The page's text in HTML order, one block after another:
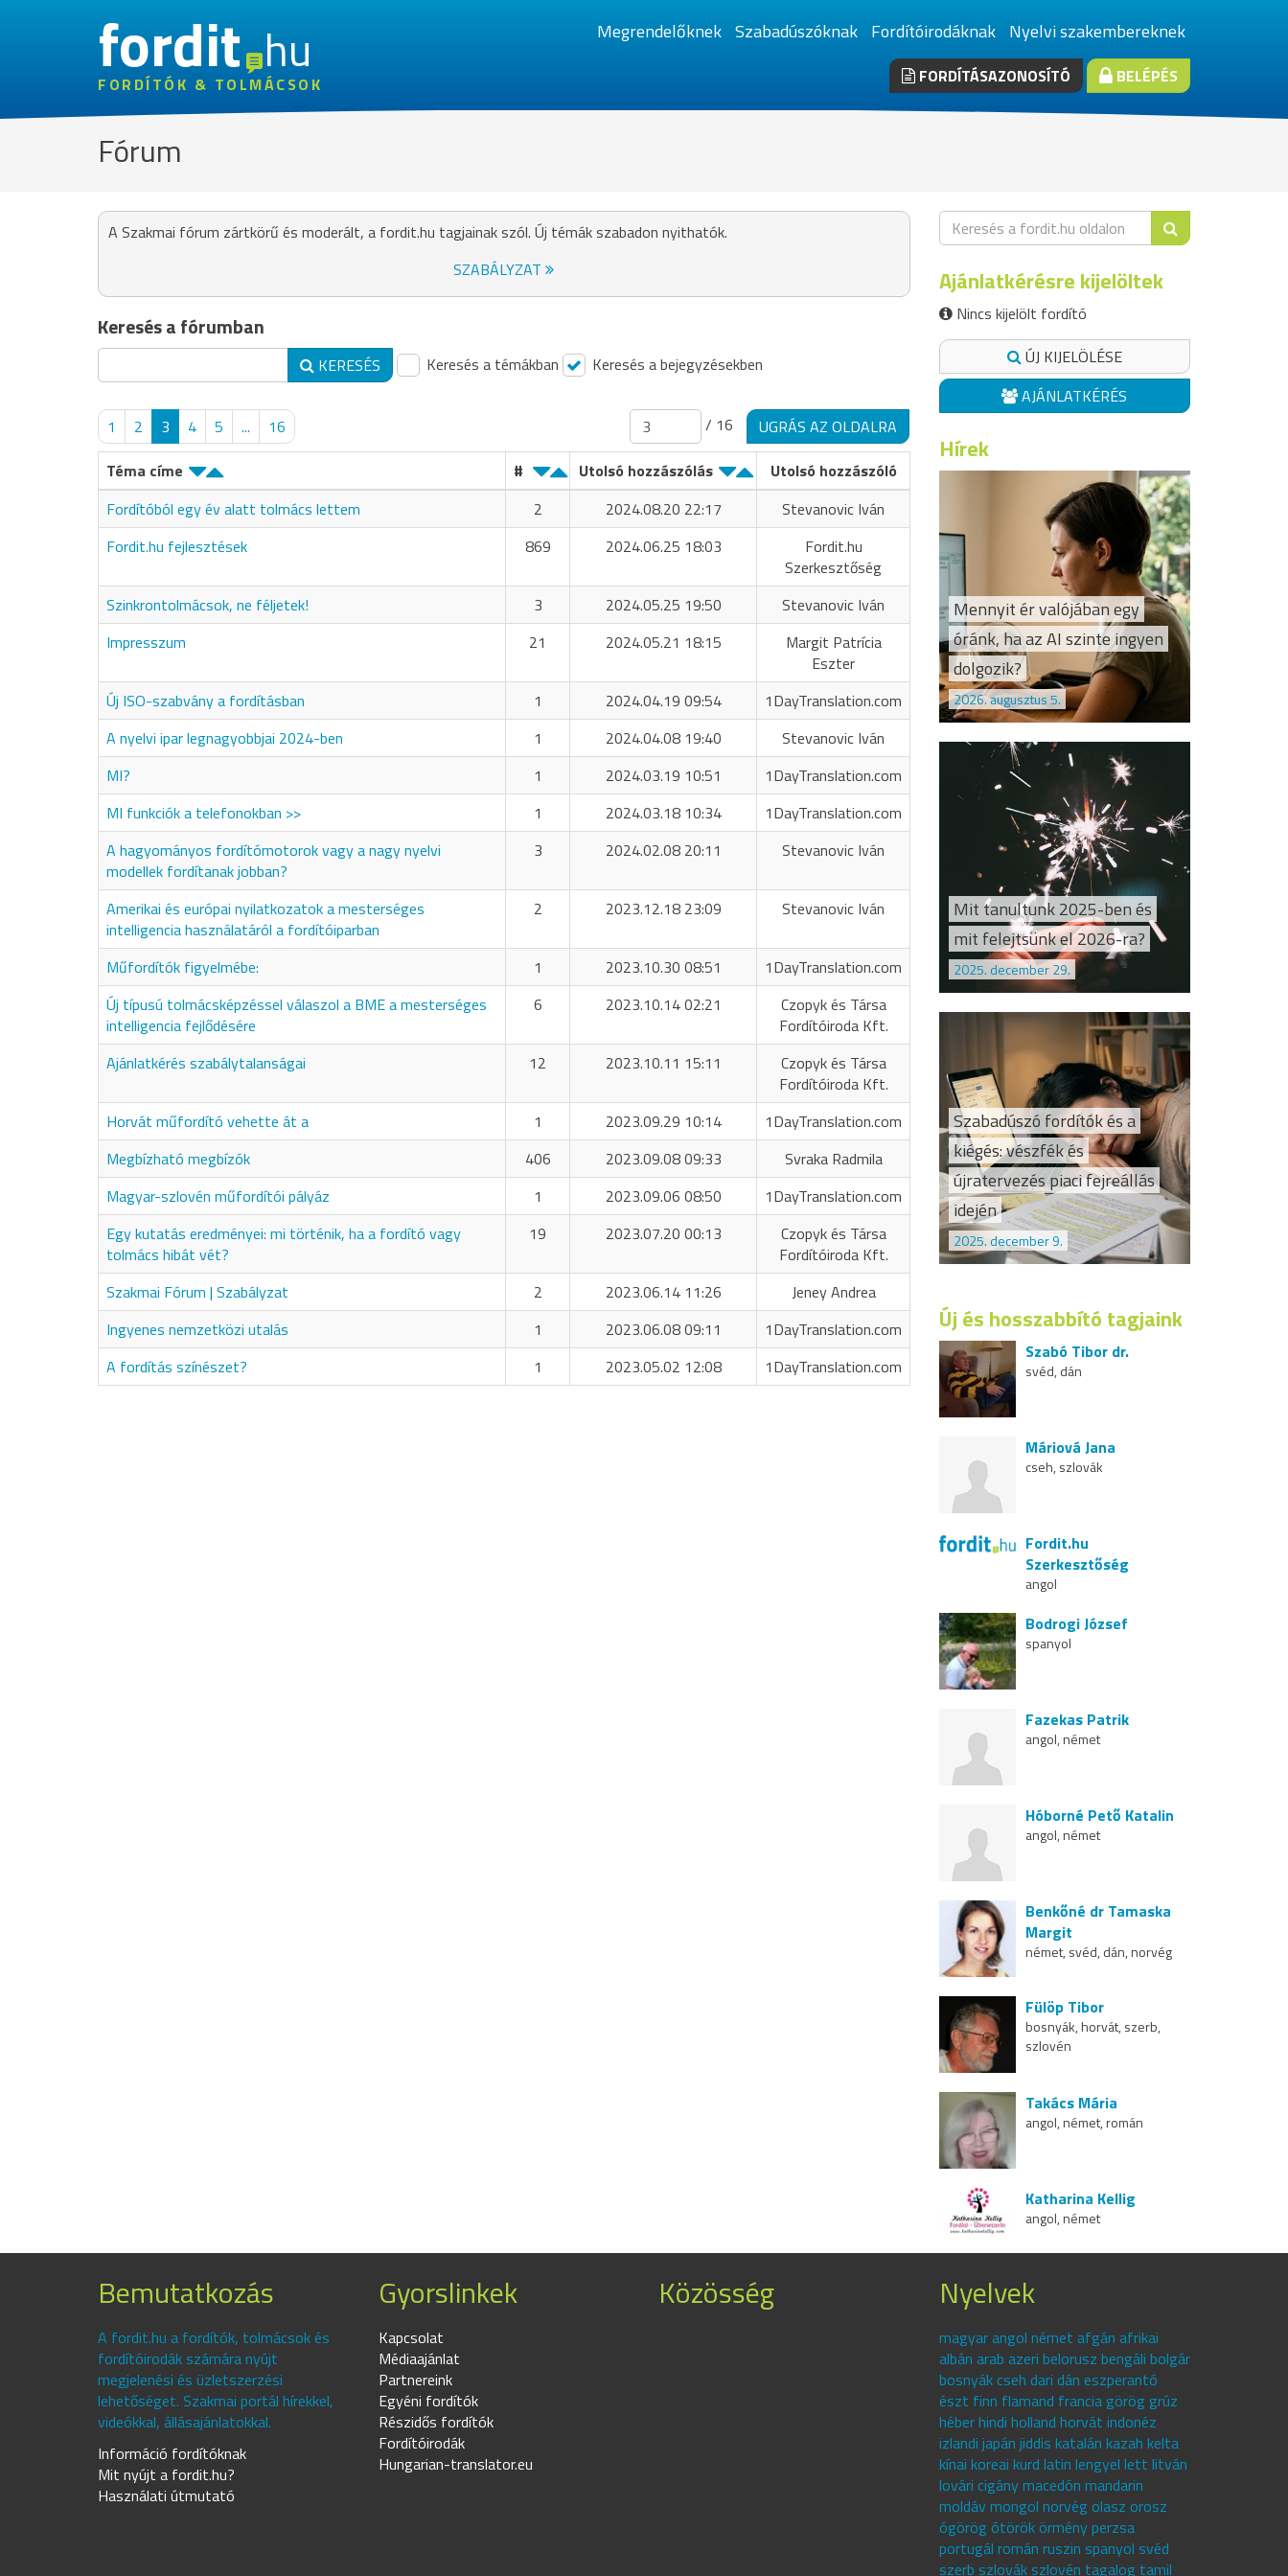
fordithu
FORDÍTÓK & TOLMÁCSOK
Megrendelőknek Szabadúszóknak Fordítóirodáknak Nyelvi szakembereknek
FORDÍTÁSAZONOSÍTÓ BELÉPÉS
Fórum
A Szakmai fórum zártkörű és moderált, a fordit.hu tagjainak szól. Új témák szabadon nyithatók.
SZABÁLYZAT
Keresés a fórumban
KERESÉS Keresés a témákban Keresés a bejegyzésekben
1 2 3 4 5 ... 16 / 16
UGRÁS AZ OLDALRA
Téma címe
# Utolsó hozzászólás
Utolsó hozzászóló
Fordítóból egy év alatt tolmács lettem
2 2024.08.20 22:17
Stevanovic Iván
Fordit.hu fejlesztések
869 2024.06.25 18:03
Fordit.hu
Szerkesztőség
Szinkrontolmácsok, ne féljetek!
3 2024.05.25 19:50
Stevanovic Iván
Impresszum
21 2024.05.21 18:15
Margit Patrícia
Eszter
Új ISO-szabvány a fordításban
1 2024.04.19 09:54
1DayTranslation.com
A nyelvi ipar legnagyobbjai 2024-ben
1 2024.04.08 19:40
Stevanovic Iván
MI?
1 2024.03.19 10:51
1DayTranslation.com
MI funkciók a telefonokban >>
1 2024.03.18 10:34
1DayTranslation.com
A hagyományos fordítómotorok vagy a nagy nyelvi
modellek fordítanak jobban?
3 2024.02.08 20:11 Stevanovic Iván
Amerikai és európai nyilatkozatok a mesterséges
intelligencia használatáról a fordítóiparban
2 2023.12.18 23:09 Stevanovic Iván
Műfordítók figyelmébe: 1 2023.10.30 08:51
1DayTranslation.com
Új típusú tolmácsképzéssel válaszol a BME a mesterséges
intelligencia fejlődésére
6 2023.10.14 02:21
Czopyk és Társa
Fordítóiroda Kft.
Ajánlatkérés szabálytalanságai
12 2023.10.11 15:11
Czopyk és Társa
Fordítóiroda Kft.
Horvát műfordító vehette át a
1 2023.09.29 10:14
1DayTranslation.com
Megbízható megbízók
406 2023.09.08 09:33
Svraka Radmila
Magyar-szlovén műfordítói pályáz
1 2023.09.06 08:50
1DayTranslation.com
Egy kutatás eredményei: mi történik, ha a fordító vagy
tolmács hibát vét?
19 2023.07.20 00:13
Czopyk és Társa
Fordítóiroda Kft.
Szakmai Fórum | Szabályzat
2 2023.06.14 11:26
Jeney Andrea
Ingyenes nemzetközi utalás
1 2023.06.08 09:11
1DayTranslation.com
A fordítás színészet?
1 2023.05.02 12:08 1DayTranslation.com
Ajánlatkérésre kijelöltek
Nincs kijelölt fordító
ÚJ KIJELÖLÉSE
AJÁNLATKÉRÉS
Hírek
Mennyit ér valójában egy
óránk, ha az AI szinte ingyen
dolgozik?
2026. augusztus 5.
Mit tanultunk 2025-ben és
mit felejtsünk el 2026-ra?
2025. december 29.
Szabadúszó fordítók és a
kiégés: vészfék és
újratervezés piaci fejreállás
idején
2025. december 9.
Új és hosszabbító tagjaink
Szabó Tibor dr.
svéd, dán
Máriová Jana
cseh, szlovák
Fordit.hu
Szerkesztőség
angol
Bodrogi József
spanyol
Fazekas Patrik
angol, német
Hóborné Pető Katalin
angol, német
Benkőné dr Tamaska
Margit
német, svéd, dán, norvég
Fülöp Tibor
bosnyák, horvát, szerb,
szlovén
Takács Mária
angol, német, román
Katharina Kellig
angol, német
Bemutatkozás
A fordit.hu a fordítók, tolmácsok és
fordítóirodák számára nyújt
megjelenési és üzletszerzési
lehetőséget. Szakmai portál hírekkel,
videókkal, állásajánlatokkal.
Információ fordítóknak
Mit nyújt a fordit.hu?
Használati útmutató
Gyorslinkek
Kapcsolat
Médiaajánlat
Partnereink
Egyéni fordítók
Részidős fordítók
Fordítóirodák
Hungarian-translator.eu
Közösség Nyelvek
magyar angol német afgán afrikai
albán arab azeri belorusz bengáli bolgár
bosnyák cseh dari dán eszperantó
észt finn flamand francia görög grúz
héber hindi holland horvát indonéz
izlandi japán jiddis katalán kazah kelta
kínai koreai kurd latin lengyel lett litván
lovári cigány macedón mandarin
moldáv mongol norvég olasz orosz
ógörög ótörök örmény perzsa
portugál román ruszin spanyol svéd
szerb szlovák szlovén tagalog tamil